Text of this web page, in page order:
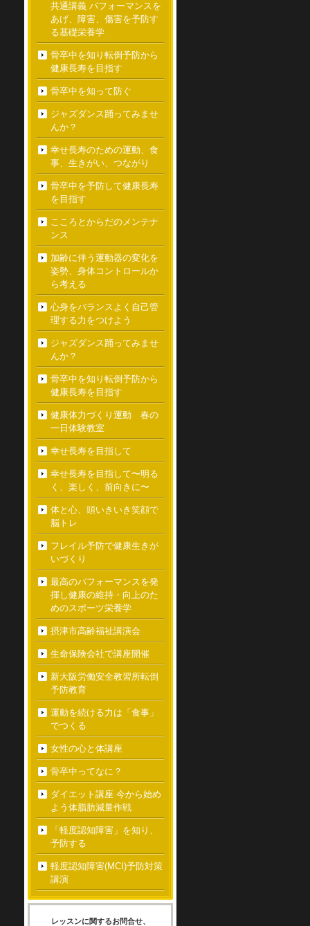
共通講義 パフォーマンスを
あげ、障害、傷害を予防す
る基礎栄養学
骨卒中を知り転倒予防から
健康長寿を目指す
骨卒中を知って防ぐ
ジャズダンス踊ってみませ
んか？
幸せ長寿のための運動、食
事、生きがい、つながり
骨卒中を予防して健康長寿
を目指す
こころとからだのメンテナ
ンス
加齢に伴う運動器の変化を
姿勢、身体コントロールか
ら考える
心身をバランスよく自己管
理する力をつけよう
ジャズダンス踊ってみませ
んか？
骨卒中を知り転倒予防から
健康長寿を目指す
健康体力づくり運動 春の
一日体験教室
幸せ長寿を目指して
幸せ長寿を目指して〜明る
く、楽しく、前向きに〜
体と心、頭いきいき笑顔で
脳トレ
フレイル予防で健康生きが
いづくり
最高のパフォーマンスを発
揮し健康の維持・向上のた
めのスポーツ栄養学
摂津市高齢福祉講演会
生命保険会社で講座開催
新大阪労働安全教習所転倒
予防教育
運動を続ける力は「食事」
でつくる
女性の心と体講座
骨卒中ってなに？
ダイエット講座 今から始め
よう体脂肪減量作戦
「軽度認知障害」を知り、
予防する
軽度認知障害(MCI)予防対策
講演
レッスンに関するお問合せ、